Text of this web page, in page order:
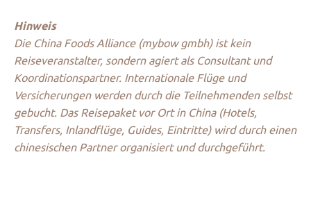
Hinweis
Die China Foods Alliance (mybow gmbh) ist kein
Reiseveranstalter, sondern agiert als Consultant und
Koordinationspartner. Internationale Flüge und
Versicherungen werden durch die Teilnehmenden selbst
gebucht. Das Reisepaket vor Ort in China (Hotels,
Transfers, Inlandflüge, Guides, Eintritte) wird durch einen
chinesischen Partner organisiert und durchgeführt.